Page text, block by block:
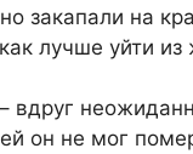
закапали на
лучше уйти
он не мог